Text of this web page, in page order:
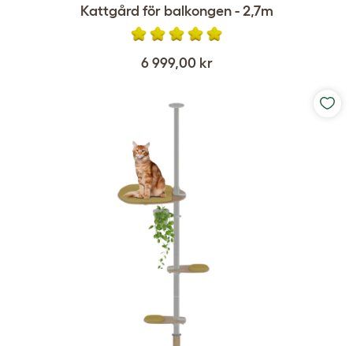
Kattgård för balkongen - 2,7m
6 999,00 kr